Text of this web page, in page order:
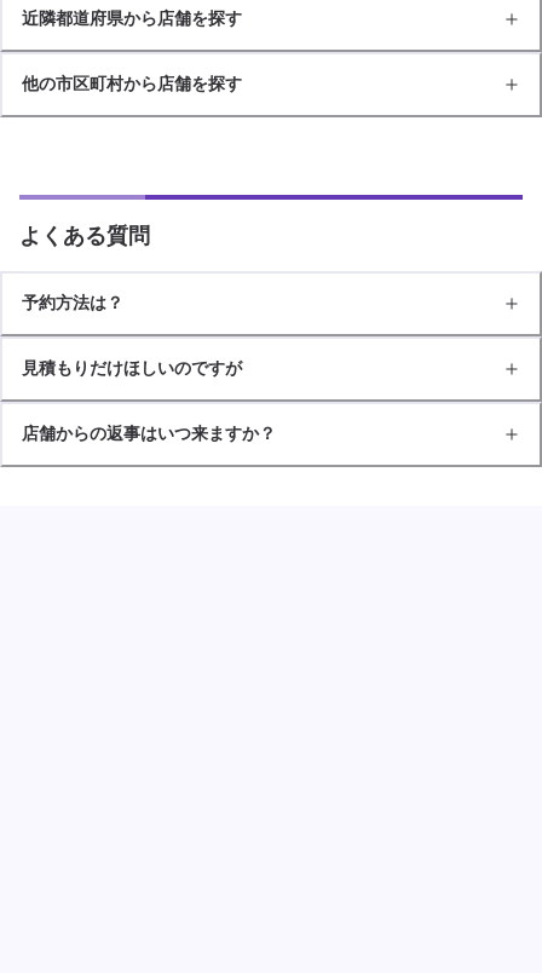
近隣都道府県から店舗を探す
他の市区町村から店舗を探す
よくある質問
予約方法は？
見積もりだけほしいのですが
店舗からの返事はいつ来ますか？